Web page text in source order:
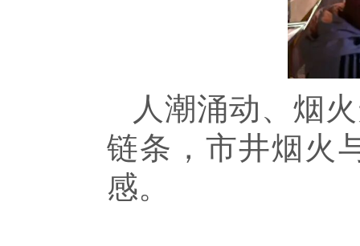
人潮涌动、烟
链条，市井烟火
感。